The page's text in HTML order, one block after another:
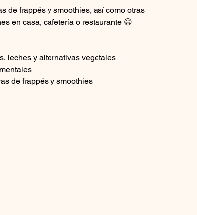
de frappés y smoothies, así como otras
en casa, cafetería o restaurante 😃
leches y alternativas vegetales
de frappés y smoothies